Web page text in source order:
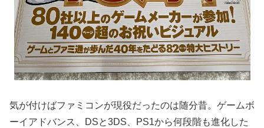
気が付けばファミコンが現役だったのは随分昔。ゲームボ
ーイアドバンス、DSと3DS、PS1から何段階も進化した